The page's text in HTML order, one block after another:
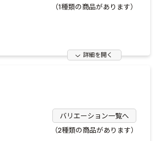
（1種類の商品があります）
詳細を開く
バリエーション一覧へ
（2種類の商品があります）